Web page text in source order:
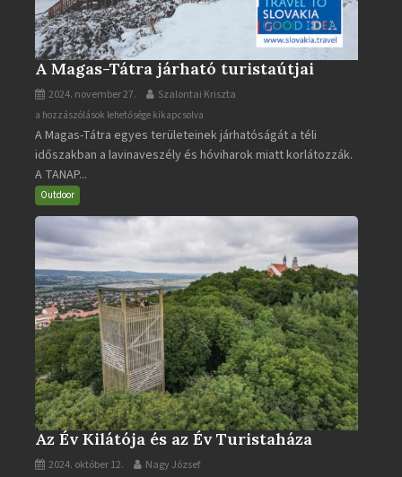
A Magas-Tátra járható turistaútjai
2024. november 27. Szalontai Kriszta
A
Magas-
Tátra
járható
turistaútjai
a hozzászólások lehetősége kikapcsolva
A Magas-Tátra egyes területeinek járhatóságát a téli
időszakban a lavinaveszély és hóviharok miatt korlátozzák.
A TANAP...
Outdoor
Az Év Kilátója és az Év Turistaháza
2024. október 12. Nagy József